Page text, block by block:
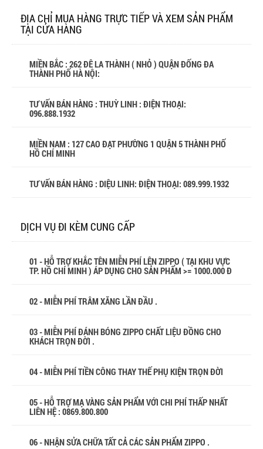
ĐỊA CHỈ MUA HÀNG TRỰC TIẾP VÀ XEM SẢN PHẨM
TẠI CỬA HÀNG
MIỀN BẮC : 262 ĐÊ LA THÀNH ( NHỎ ) QUẬN ĐỐNG ĐA
THÀNH PHỐ HÀ NỘI:
TƯ VẤN BÁN HÀNG : THUỲ LINH : ĐIỆN THOẠI:
096.888.1932
MIỀN NAM : 127 CAO ĐẠT PHƯỜNG 1 QUẬN 5 THÀNH PHỐ
HỒ CHÍ MINH
TƯ VẤN BÁN HÀNG : DIỆU LINH: ĐIỆN THOẠI: 089.999.1932
DỊCH VỤ ĐI KÈM CUNG CẤP
01 - HỖ TRỢ KHẮC TÊN MIỄN PHÍ LÊN ZIPPO ( TẠI KHU VỰC
TP. HỒ CHÍ MINH ) ÁP DỤNG CHO SẢN PHẨM >= 1000.000 Đ
02 - MIỄN PHÍ TRÂM XĂNG LẦN ĐẦU .
03 - MIỄN PHÍ ĐÁNH BÓNG ZIPPO CHẤT LIỆU ĐỒNG CHO
KHÁCH TRỌN ĐỜI .
04 - MIỄN PHÍ TIỀN CÔNG THAY THẾ PHỤ KIỆN TRỌN ĐỜI
05 - HỖ TRỢ MẠ VÀNG SẢN PHẨM VỚI CHI PHÍ THẤP NHẤT
LIÊN HỆ : 0869.800.800
06 - NHẬN SỬA CHỮA TẤT CẢ CÁC SẢN PHẨM ZIPPO .